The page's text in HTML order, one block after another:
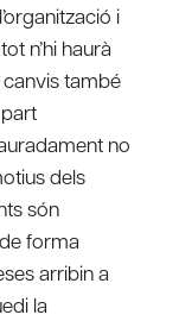
i
n’hi haurà
canvis també
no
dels
són
forma
arribin a
la